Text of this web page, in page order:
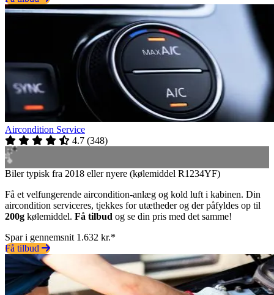
Aircondition Service
4.7 (348)
Biler typisk fra 2018 eller nyere (kølemiddel R1234YF)
Få et velfungerende aircondition-anlæg og kold luft i kabinen. Din
aircondition serviceres, tjekkes for utætheder og der påfyldes op til
200g kølemiddel. Få tilbud og se din pris med det samme!
Spar i gennemsnit 1.632 kr.*
Få tilbud